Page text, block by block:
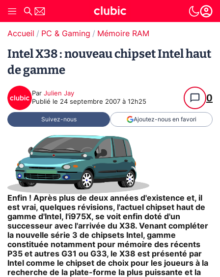
Accueil PC & Gaming Mémoire RAM
Intel X38 : nouveau chipset Intel haut
de gamme
Par Julien Jay
Publié le 24 septembre 2007 à 12h25 0
Suivez-nous Ajoutez-nous en favori
Enfin ! Après plus de deux années d'existence et, il
est vrai, quelques révisions, l'actuel chipset haut de
gamme d'Intel, l'i975X, se voit enfin doté d'un
successeur avec l'arrivée du X38. Venant compléter
la nouvelle série 3 de chipsets Intel, gamme
constituée notamment pour mémoire des récents
P35 et autres G31 ou G33, le X38 est présenté par
Intel comme le chipset de choix pour les joueurs à la
recherche de la plate-forme la plus puissante et la